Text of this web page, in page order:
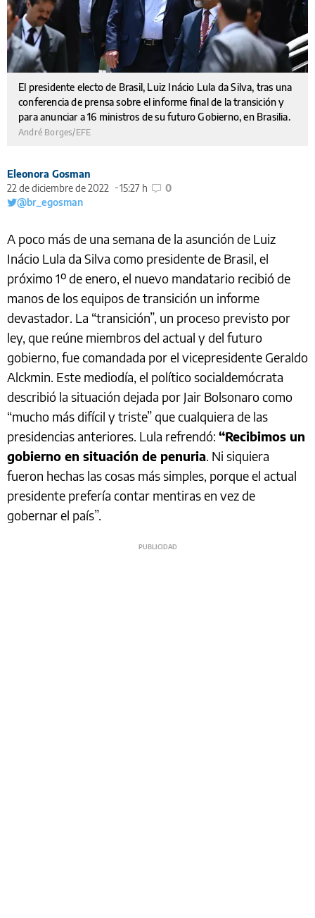
El presidente electo de Brasil, Luiz Inácio Lula da Silva, tras una
conferencia de prensa sobre el informe final de la transición y
para anunciar a 16 ministros de su futuro Gobierno, en Brasilia.
André Borges/EFE
Eleonora Gosman
22 de diciembre de 2022
15:27 h
0
@br_egosman
A poco más de una semana de la asunción de Luiz
Inácio Lula da Silva como presidente de Brasil, el
próximo 1º de enero, el nuevo mandatario recibió de
manos de los equipos de transición un informe
devastador. La “transición”, un proceso previsto por
ley, que reúne miembros del actual y del futuro
gobierno, fue comandada por el vicepresidente Geraldo
Alckmin. Este mediodía, el político socialdemócrata
describió la situación dejada por Jair Bolsonaro como
“mucho más difícil y triste” que cualquiera de las
presidencias anteriores. Lula refrendó: “Recibimos un
gobierno en situación de penuria. Ni siquiera
fueron hechas las cosas más simples, porque el actual
presidente prefería contar mentiras en vez de
gobernar el país”.